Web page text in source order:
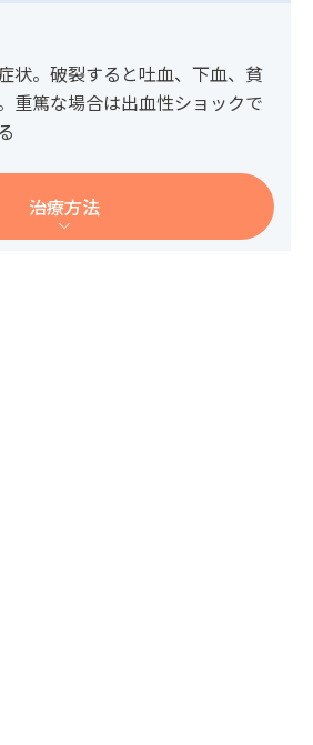
状。破裂すると吐血、下血、貧
重篤な場合は出血性ショックで
治療方法